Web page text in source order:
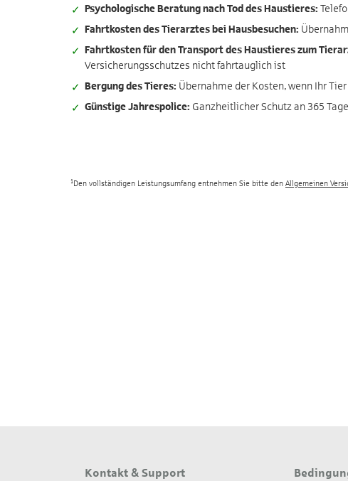
Psychologische Beratung nach Tod des Haustieres:
Fahrtkosten des Tierarztes bei Hausbesuchen:
Fahrtkosten für den Transport des Haustieres zum
Versicherungsschutzes nicht fahrtauglich ist
Bergung des Tieres: Übernahme der Kosten, wenn Ihr
Günstige Jahrespolice: Ganzheitlicher Schutz an 365
1 Den vollständigen Leistungsumfang entnehmen Sie bitte den Allgemeinen
Kontakt & Support